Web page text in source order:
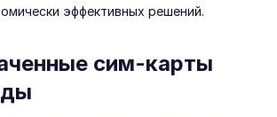
эффективных решений.
сим-карты